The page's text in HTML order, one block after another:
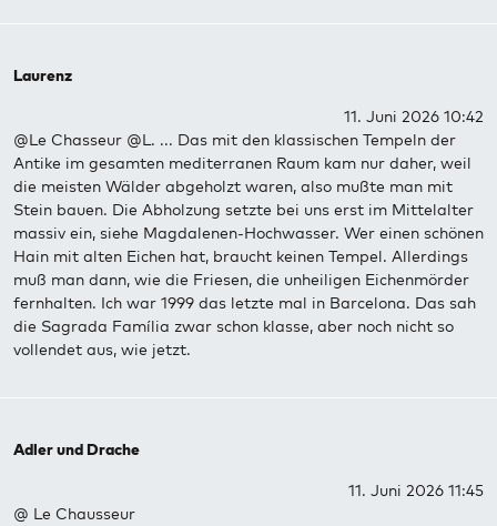
Laurenz
11. Juni 2026 10:42
@Le Chasseur @L. ... Das mit den klassischen Tempeln der
Antike im gesamten mediterranen Raum kam nur daher, weil
die meisten Wälder abgeholzt waren, also mußte man mit
Stein bauen. Die Abholzung setzte bei uns erst im Mittelalter
massiv ein, siehe Magdalenen-Hochwasser. Wer einen schönen
Hain mit alten Eichen hat, braucht keinen Tempel. Allerdings
muß man dann, wie die Friesen, die unheiligen Eichenmörder
fernhalten. Ich war 1999 das letzte mal in Barcelona. Das sah
die Sagrada Família zwar schon klasse, aber noch nicht so
vollendet aus, wie jetzt.
Adler und Drache
11. Juni 2026 11:45
@ Le Chausseur